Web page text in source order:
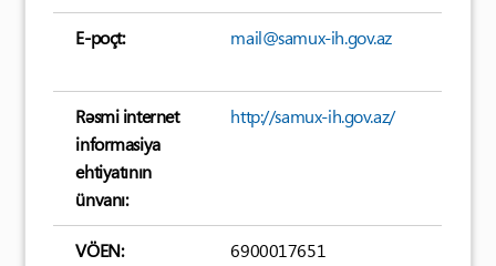
E-poçt: mail@samux-ih.gov.az
Rəsmi internet
informasiya
ehtiyatının
ünvanı:
http://samux-ih.gov.az/
VÖEN: 6900017651